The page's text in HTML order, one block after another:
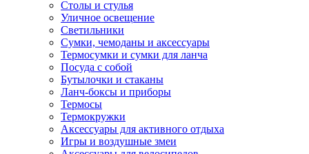
Столы и стулья
Уличное освещение
Светильники
Сумки, чемоданы и аксессуары
Термосумки и сумки для ланча
Посуда с собой
Бутылочки и стаканы
Ланч-боксы и приборы
Термосы
Термокружки
Аксессуары для активного отдыха
Игры и воздушные змеи